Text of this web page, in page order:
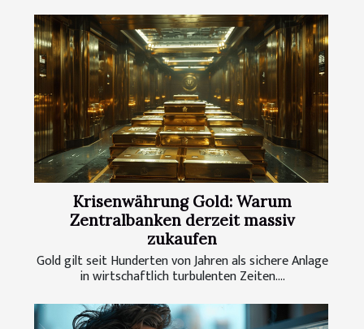
Krisenwährung Gold: Warum
Zentralbanken derzeit massiv
zukaufen
Gold gilt seit Hunderten von Jahren als sichere Anlage
in wirtschaftlich turbulenten Zeiten....